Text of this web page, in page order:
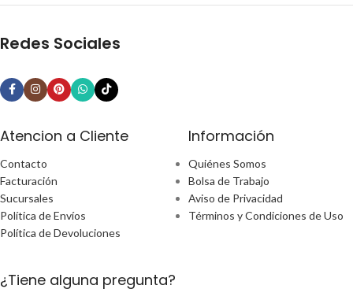
Redes Sociales
Atencion a Cliente
Contacto
Facturación
Sucursales
Política de Envíos
Política de Devoluciones
Información
Quiénes Somos
Bolsa de Trabajo
Aviso de Privacidad
Términos y Condiciones de Uso
¿Tiene alguna pregunta?